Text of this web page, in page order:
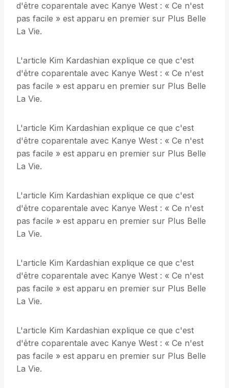
d'être coparentale avec Kanye West : « Ce n'est
pas facile » est apparu en premier sur Plus Belle
La Vie.
L'article Kim Kardashian explique ce que c'est
d'être coparentale avec Kanye West : « Ce n'est
pas facile » est apparu en premier sur Plus Belle
La Vie.
L'article Kim Kardashian explique ce que c'est
d'être coparentale avec Kanye West : « Ce n'est
pas facile » est apparu en premier sur Plus Belle
La Vie.
L'article Kim Kardashian explique ce que c'est
d'être coparentale avec Kanye West : « Ce n'est
pas facile » est apparu en premier sur Plus Belle
La Vie.
L'article Kim Kardashian explique ce que c'est
d'être coparentale avec Kanye West : « Ce n'est
pas facile » est apparu en premier sur Plus Belle
La Vie.
L'article Kim Kardashian explique ce que c'est
d'être coparentale avec Kanye West : « Ce n'est
pas facile » est apparu en premier sur Plus Belle
La Vie.